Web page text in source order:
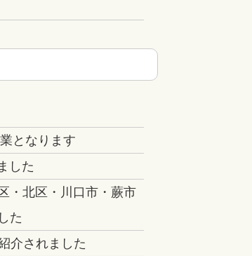
となります
した
・北区・川口市・蕨市
た
介されました